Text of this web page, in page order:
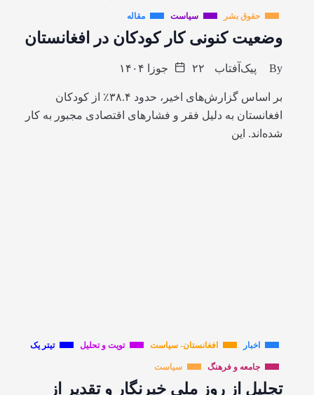
حقوق بشر سیاست مقاله
وضعیت کنونی کار کودکان در افغانستان
By پیک‌آفتاب ۲۲ جوزا ۱۴۰۴
بر اساس گزارش‌های اخیر، حدود ۳۸.۴٪ از کودکان
افغانستان به دلیل فقر و فشارهای اقتصادی مجبور به کار
شده‌اند. این
اخبار افغانستان- سیاست تویت و تحلیل تیتر یک
جامعه و فرهنگ سیاست
تجلیل از روز ملی خبرنگار و تقدیر از